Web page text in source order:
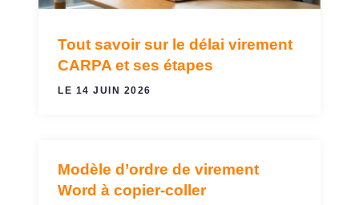
Tout savoir sur le délai virement
CARPA et ses étapes
LE 14 JUIN 2026
VIREMENTS ET PRÉLÈVEMENTS
Modèle d’ordre de virement
Word à copier-coller